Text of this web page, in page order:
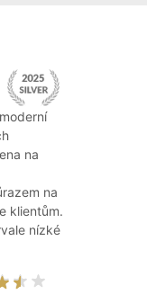
na
na
klientům.
nízké